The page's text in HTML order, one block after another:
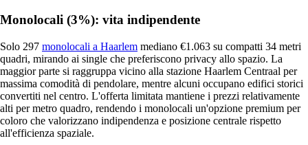
Monolocali (3%): vita indipendente
Solo 297 monolocali a Haarlem mediano €1.063 su compatti 34 metri
quadri, mirando ai single che preferiscono privacy allo spazio. La
maggior parte si raggruppa vicino alla stazione Haarlem Centraal per
massima comodità di pendolare, mentre alcuni occupano edifici storici
convertiti nel centro. L'offerta limitata mantiene i prezzi relativamente
alti per metro quadro, rendendo i monolocali un'opzione premium per
coloro che valorizzano indipendenza e posizione centrale rispetto
all'efficienza spaziale.